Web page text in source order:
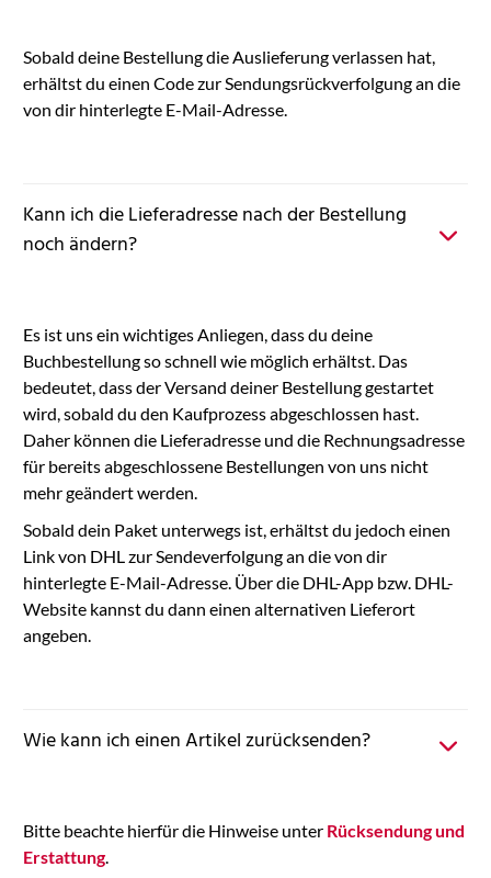
Sobald deine Bestellung die Auslieferung verlassen hat,
erhältst du einen Code zur Sendungsrückverfolgung an die
von dir hinterlegte E-Mail-Adresse.
Kann ich die Lieferadresse nach der Bestellung
noch ändern?
Es ist uns ein wichtiges Anliegen, dass du deine
Buchbestellung so schnell wie möglich erhältst. Das
bedeutet, dass der Versand deiner Bestellung gestartet
wird, sobald du den Kaufprozess abgeschlossen hast.
Daher können die Lieferadresse und die Rechnungsadresse
für bereits abgeschlossene Bestellungen von uns nicht
mehr geändert werden.
Sobald dein Paket unterwegs ist, erhältst du jedoch einen
Link von DHL zur Sendeverfolgung an die von dir
hinterlegte E-Mail-Adresse. Über die DHL-App bzw. DHL-
Website kannst du dann einen alternativen Lieferort
angeben.
Wie kann ich einen Artikel zurücksenden?
Bitte beachte hierfür die Hinweise unter Rücksendung und
Erstattung.